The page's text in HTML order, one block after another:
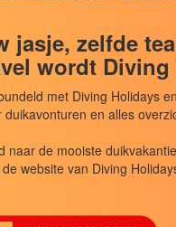
jasje, zelfde
wordt
met Diving Holidays
en alles
naar de mooiste
website van Diving